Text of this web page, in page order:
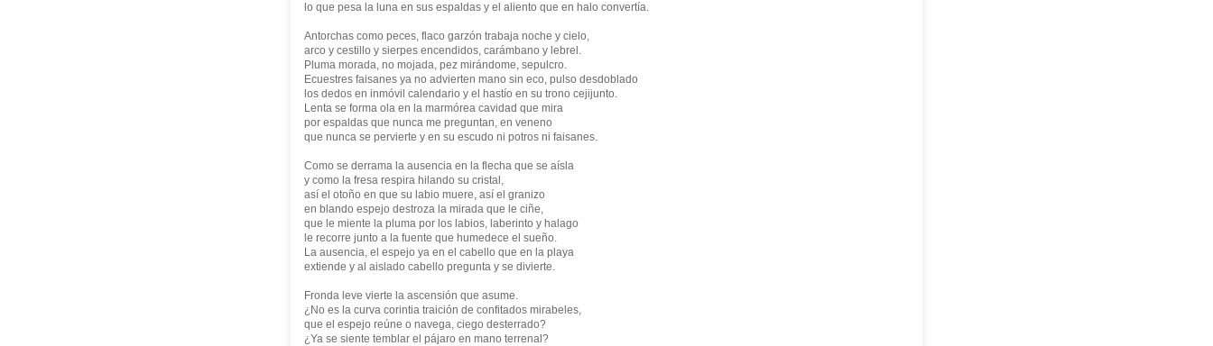
lo que pesa la luna en sus espaldas y el aliento que en halo convertía.
Antorchas como peces, flaco garzón trabaja noche y cielo,
arco y cestillo y sierpes encendidos, carámbano y lebrel.
Pluma morada, no mojada, pez mirándome, sepulcro.
Ecuestres faisanes ya no advierten mano sin eco, pulso desdoblado
los dedos en inmóvil calendario y el hastío en su trono cejijunto.
Lenta se forma ola en la marmórea cavidad que mira
por espaldas que nunca me preguntan, en veneno
que nunca se pervierte y en su escudo ni potros ni faisanes.
Como se derrama la ausencia en la flecha que se aísla
y como la fresa respira hilando su cristal,
así el otoño en que su labio muere, así el granizo
en blando espejo destroza la mirada que le ciñe,
que le miente la pluma por los labios, laberinto y halago
le recorre junto a la fuente que humedece el sueño.
La ausencia, el espejo ya en el cabello que en la playa
extiende y al aislado cabello pregunta y se divierte.
Fronda leve vierte la ascensión que asume.
¿No es la curva corintia traición de confitados mirabeles,
que el espejo reúne o navega, ciego desterrado?
¿Ya se siente temblar el pájaro en mano terrenal?